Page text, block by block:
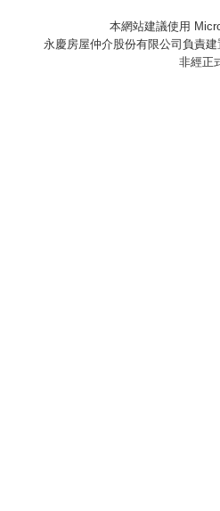
本網站建議使用
永慶房屋仲介股份有限公司負責
非經正